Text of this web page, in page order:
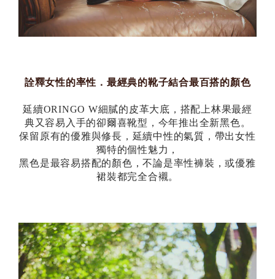
詮釋女性的率性．最經典的靴子結合最百搭的顏色
延續ORINGO W細膩的皮革大底，搭配上林果最經
典又容易入手的卻爾喜靴型，今年推出全新黑色。
保留原有的優雅與修長，延續中性的氣質，帶出女性
獨特的個性魅力，
黑色是最容易搭配的顏色，不論是率性褲裝，或優雅
裙裝都完全合襯。